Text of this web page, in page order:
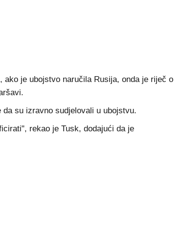
je ubojstvo naručila Rusija, onda je riječ o
su izravno sudjelovali u ubojstvu.
rekao je Tusk, dodajući da je